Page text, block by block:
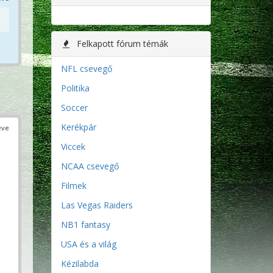
Felkapott fórum témák
NFL csevegő
Politika
Soccer
Kerékpár
Viccek
NCAA csevegő
Filmek
Las Vegas Raiders
NB1 fantasy
USA és a világ
Kézilabda